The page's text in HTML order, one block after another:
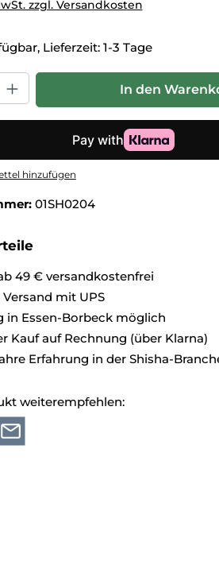
zzgl. Versandkosten
Lieferzeit: 1-3 Tage
Gib den gewünschten Wert ein
In den
hinzufügen
01SH0204
49 € versandkostenfrei
mit UPS
in Essen-Borbeck möglich
Kauf auf Rechnung (über Klarna)
Erfahrung in der Shisha-
weiterempfehlen: